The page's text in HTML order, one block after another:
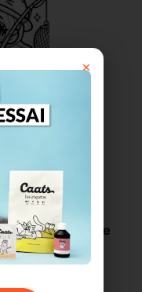
pêcheuse
un poisson
×